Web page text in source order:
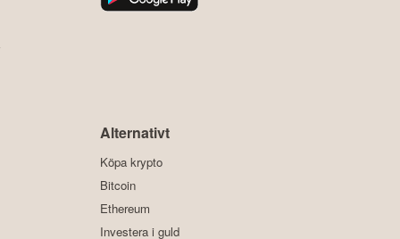
Alternativt
Köpa krypto
Bitcoin
Ethereum
Investera i guld